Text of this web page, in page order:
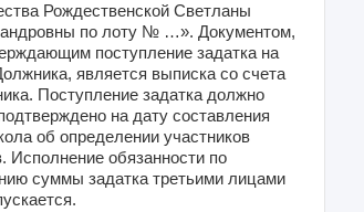
Рождественской Светланы
по лоту № …». Документом,
поступление задатка на
является выписка со счета
Поступление задатка должно
на дату составления
об определении участников
Исполнение обязанности по
суммы задатка третьими лицами